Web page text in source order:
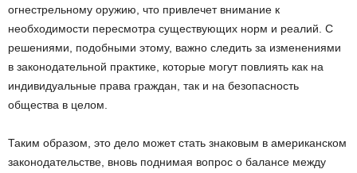
огнестрельному оружию, что привлечет внимание к
необходимости пересмотра существующих норм и реалий. С
решениями, подобными этому, важно следить за изменениями
в законодательной практике, которые могут повлиять как на
индивидуальные права граждан, так и на безопасность
общества в целом.
Таким образом, это дело может стать знаковым в американском
законодательстве, вновь поднимая вопрос о балансе между